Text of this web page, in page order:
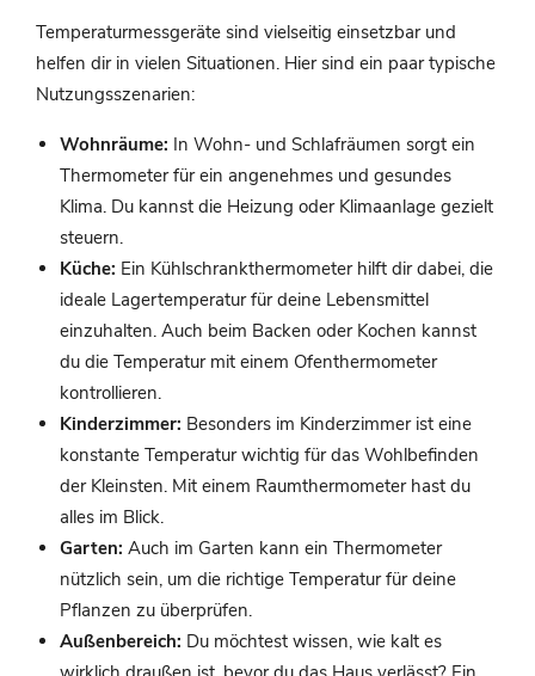
Temperaturmessgeräte sind vielseitig einsetzbar und
helfen dir in vielen Situationen. Hier sind ein paar typische
Nutzungsszenarien:
Wohnräume: In Wohn- und Schlafräumen sorgt ein
Thermometer für ein angenehmes und gesundes
Klima. Du kannst die Heizung oder Klimaanlage gezielt
steuern.
Küche: Ein Kühlschrankthermometer hilft dir dabei, die
ideale Lagertemperatur für deine Lebensmittel
einzuhalten. Auch beim Backen oder Kochen kannst
du die Temperatur mit einem Ofenthermometer
kontrollieren.
Kinderzimmer: Besonders im Kinderzimmer ist eine
konstante Temperatur wichtig für das Wohlbefinden
der Kleinsten. Mit einem Raumthermometer hast du
alles im Blick.
Garten: Auch im Garten kann ein Thermometer
nützlich sein, um die richtige Temperatur für deine
Pflanzen zu überprüfen.
Außenbereich: Du möchtest wissen, wie kalt es